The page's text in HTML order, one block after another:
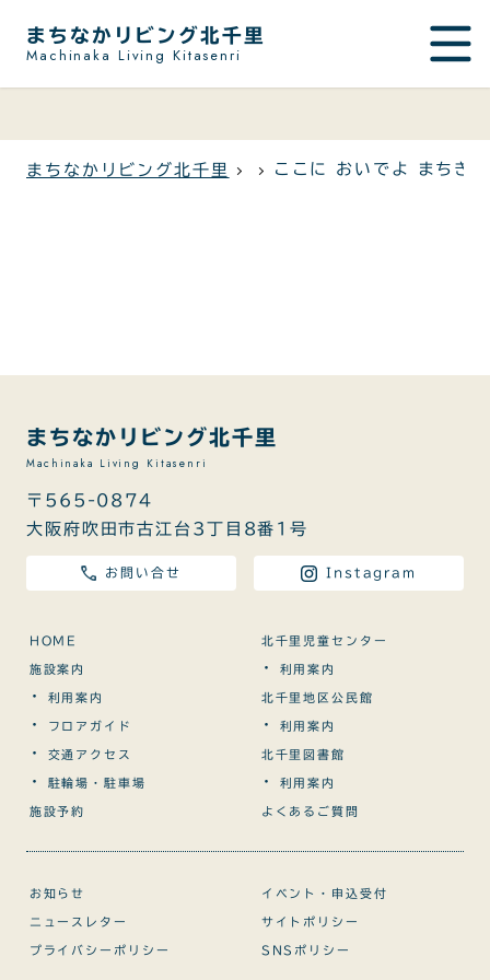
まちなかリビング北千里
Machinaka Living Kitasenri
まちなかリビング北千里 ここに おいでよ まちきた
まちなかリビング北千里
Machinaka Living Kitasenri
〒565-0874
大阪府吹田市古江台3丁目8番1号
お問い合せ Instagram
HOME
施設案内
・ 利用案内
・ フロアガイド
・ 交通アクセス
・ 駐輪場・駐車場
施設予約
北千里児童センター
・ 利用案内
北千里地区公民館
・ 利用案内
北千里図書館
・ 利用案内
よくあるご質問
お知らせ イベント・申込受付
ニュースレター サイトポリシー
プライバシーポリシー SNSポリシー